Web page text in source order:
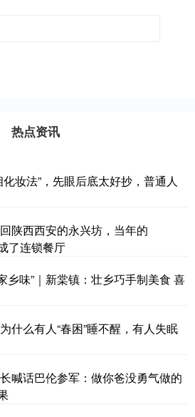
热点资讯
妆法”，先眼后底太好抄，普通人
陕西西安的永兴坊，当年的
了连锁餐厅
乡味”｜新棠镇：壮乡巧手制美食 喜
什么有人“春困”睡不醒，有人失眠
喊话巴伦参军：做你爸没勇气做的